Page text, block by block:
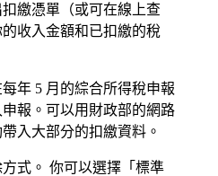
繳憑單（或可在線上查
收入金額和已扣繳的稅
年 5 月的綜合所得稅申報
報。可以用財政部的網路
入大部分的扣繳資料。
式。 你可以選擇「標準